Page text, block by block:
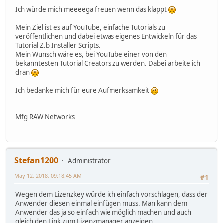
Ich würde mich meeeega freuen wenn das klappt
Mein Ziel ist es auf YouTube, einfache Tutorials zu
veröffentlichen und dabei etwas eigenes Entwickeln für das
Tutorial Z.b Installer Scripts.
Mein Wunsch wäre es, bei YouTube einer von den
bekanntesten Tutorial Creators zu werden. Dabei arbeite ich
dran
Ich bedanke mich für eure Aufmerksamkeit
Mfg RAW Networks
Stefan1200
Administrator
#1
May 12, 2018, 09:18:45 AM
Wegen dem Lizenzkey würde ich einfach vorschlagen, dass der
Anwender diesen einmal einfügen muss. Man kann dem
Anwender das ja so einfach wie möglich machen und auch